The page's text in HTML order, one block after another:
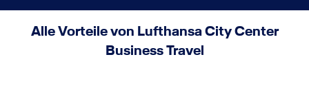
Alle Vorteile von Lufthansa City Center
Business Travel